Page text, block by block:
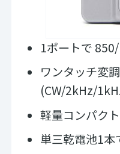
1ポートで
ワンタッチ変
(CW/2kHz/
軽量コンパク
単三乾電池1本